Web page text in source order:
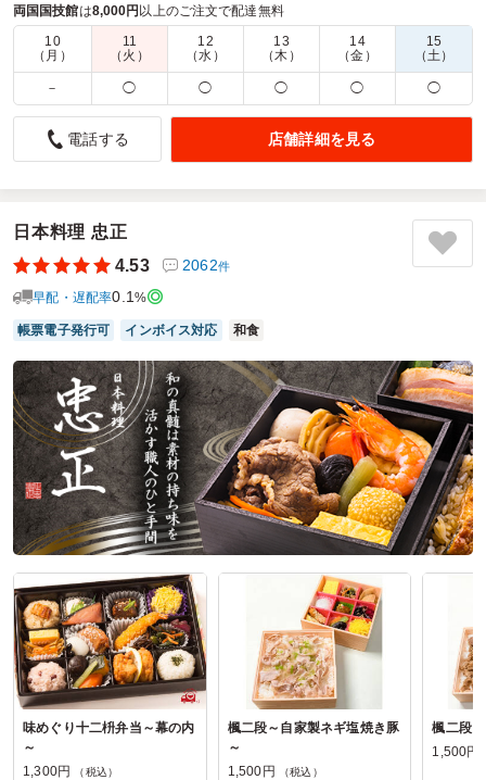
くため、一つ一つ心を込めてお作りしております。
商品数： 締切日時： 2日前17:00 価格帯：
1,180円～3,500円
配達時間：
10:30～21:00
4.0
ただきました。
ご利用シーン：会議・セミナー
東京都墨田区東向島2025/02/17
梅の花レストラン(関東)の口コミをもっと見る
両国国技館は8,000円以上のご注文で配達無料
10
（月）
11
（火）
12
（水）
13
（木）
14
（金）
15
（土）
－ ◯ ◯ ◯ ◯ ◯
電話する 店舗詳細を見る
日本料理 忠正
4.53
2062件
早配・遅配率0.1 %
帳票電子発行可 インボイス対応 和食
味めぐり十二枡弁当～幕の内
～
1,300円
（税込）
楓二段～自家製ネギ塩焼き豚
～
1,500円
（税込）
楓二段
1,500円